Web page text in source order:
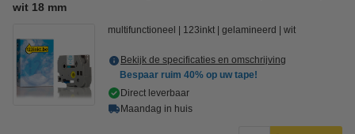
wit 18 mm
multifunctioneel 123inkt gelamineerd wit
Bekijk de specificaties en omschrijving
Bespaar ruim 40% op uw tape!
Direct leverbaar
Maandag in huis